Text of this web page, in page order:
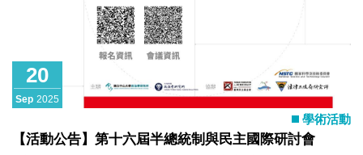
20
Sep 2025
學術活動
【活動公告】第十六屆半總統制與民主國際研討會